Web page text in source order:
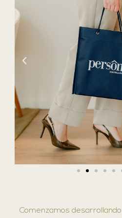
Comenzamos